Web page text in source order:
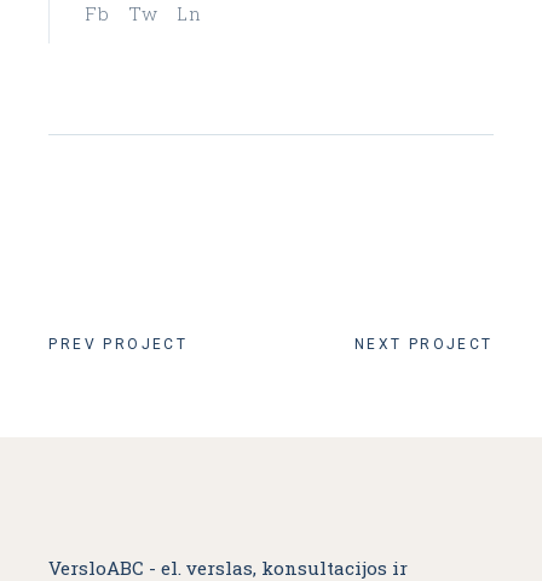
Fb Tw Ln
PREV PROJECT NEXT PROJECT
VersloABC - el. verslas, konsultacijos ir